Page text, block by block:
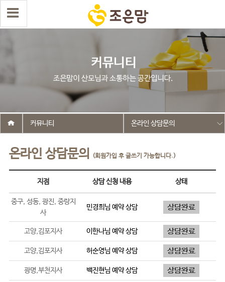
온라인 상담문의 (회원가입 후 글쓰기 가능합니다.)
커뮤니티 온라인 상담문의
지점 상담 신청 내용 상태
중구, 성동, 광진, 중랑지
사
민경희님 예약 상담
고양,김포지사 이한나님 예약 상담
고양,김포지사 허순영님 예약 상담
광명,부천지사 백진현님 예약 상담